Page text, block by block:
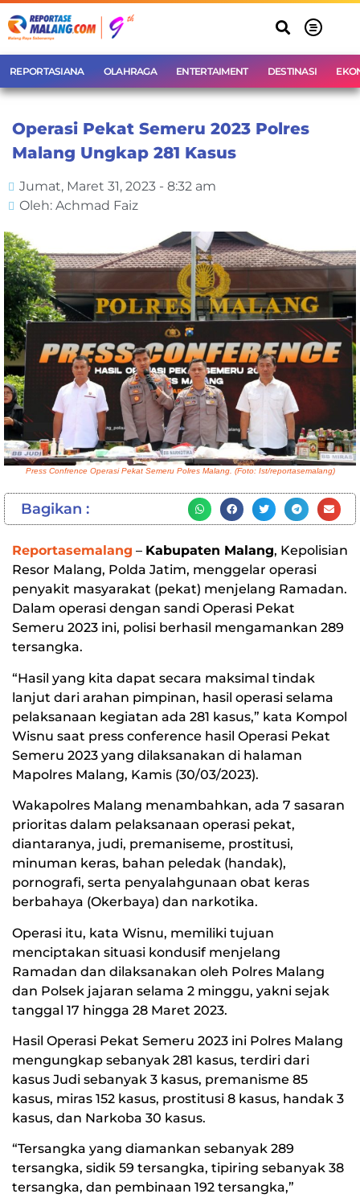
REPORTASIANA OLAHRAGA ENTERTAIMENT DESTINASI
Operasi Pekat Semeru 2023 Polres
Malang Ungkap 281 Kasus
Jumat, Maret 31, 2023 - 8:32 am
Oleh: Achmad Faiz
Press Confrence Operasi Pekat Semeru Polres Malang. (Foto: Ist/reportasemalang)
Bagikan :
Reportasemalang – Kabupaten Malang, Kepolisian
Resor Malang, Polda Jatim, menggelar operasi
penyakit masyarakat (pekat) menjelang Ramadan.
Dalam operasi dengan sandi Operasi Pekat
Semeru 2023 ini, polisi berhasil mengamankan 289
tersangka.
“Hasil yang kita dapat secara maksimal tindak
lanjut dari arahan pimpinan, hasil operasi selama
pelaksanaan kegiatan ada 281 kasus,” kata Kompol
Wisnu saat press conference hasil Operasi Pekat
Semeru 2023 yang dilaksanakan di halaman
Mapolres Malang, Kamis (30/03/2023).
Wakapolres Malang menambahkan, ada 7 sasaran
prioritas dalam pelaksanaan operasi pekat,
diantaranya, judi, premaniseme, prostitusi,
minuman keras, bahan peledak (handak),
pornografi, serta penyalahgunaan obat keras
berbahaya (Okerbaya) dan narkotika.
Operasi itu, kata Wisnu, memiliki tujuan
menciptakan situasi kondusif menjelang
Ramadan dan dilaksanakan oleh Polres Malang
dan Polsek jajaran selama 2 minggu, yakni sejak
tanggal 17 hingga 28 Maret 2023.
Hasil Operasi Pekat Semeru 2023 ini Polres Malang
mengungkap sebanyak 281 kasus, terdiri dari
kasus Judi sebanyak 3 kasus, premanisme 85
kasus, miras 152 kasus, prostitusi 8 kasus, handak 3
kasus, dan Narkoba 30 kasus.
“Tersangka yang diamankan sebanyak 289
tersangka, sidik 59 tersangka, tipiring sebanyak 38
tersangka, dan pembinaan 192 tersangka,”